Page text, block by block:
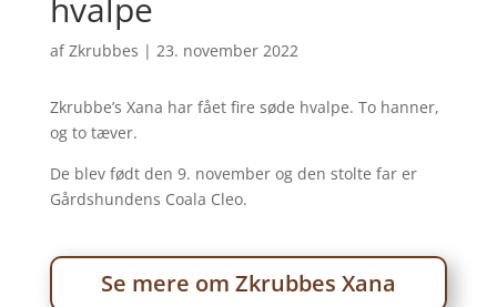
hvalpe
afZkrubbes | 23. november 2022
Zkrubbe’s Xana har fået fire søde hvalpe. To hanner,
og to tæver.
De blev født den 9. november og den stolte far er
Gårdshundens Coala Cleo.
Se mere om Zkrubbes Xana